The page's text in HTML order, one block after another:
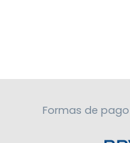
Formas de pago